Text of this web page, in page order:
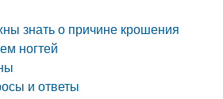
знать о причине крошения
ногтей
и ответы